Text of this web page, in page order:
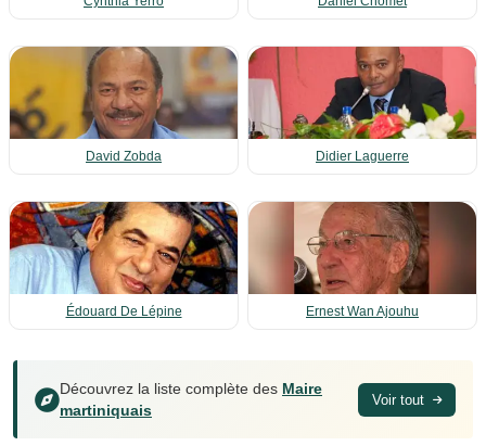
David Zobda Didier Laguerre
Édouard De Lépine Ernest Wan Ajouhu
Découvrez la liste complète des Maire
martiniquais
Voir tout